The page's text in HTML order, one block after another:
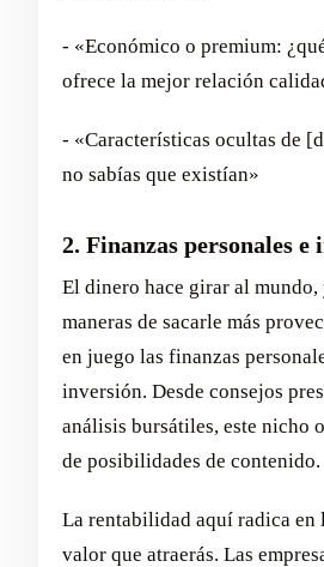
- «Económico o premium:
ofrece la mejor relación
- «Características ocultas de
no sabías que existían»
2. Finanzas personales e
El dinero hace girar al mundo,
maneras de sacarle más
en juego las finanzas
inversión. Desde consejos
análisis bursátiles, este nicho
de posibilidades de contenido.
La rentabilidad aquí radica en
valor que atraerás. Las